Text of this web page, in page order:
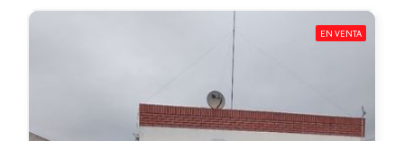
EN VENTA